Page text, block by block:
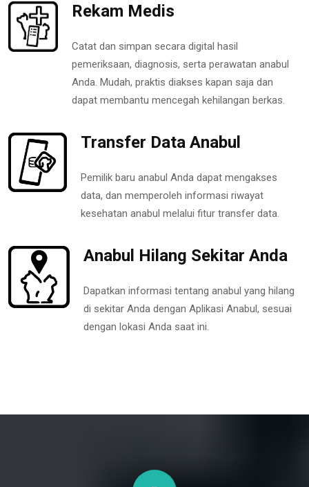
Rekam Medis
Catat dan simpan secara digital hasil
pemeriksaan, diagnosis, serta perawatan anabul
Anda. Mudah, praktis diakses kapan saja dan
dapat membantu mencegah kehilangan berkas.
Transfer Data Anabul
Pemilik baru anabul Anda dapat mengakses
data, dan memperoleh informasi riwayat
kesehatan anabul melalui fitur transfer data.
Anabul Hilang Sekitar Anda
Dapatkan informasi tentang anabul yang hilang
di sekitar Anda dengan Aplikasi Anabul, sesuai
dengan lokasi Anda saat ini.